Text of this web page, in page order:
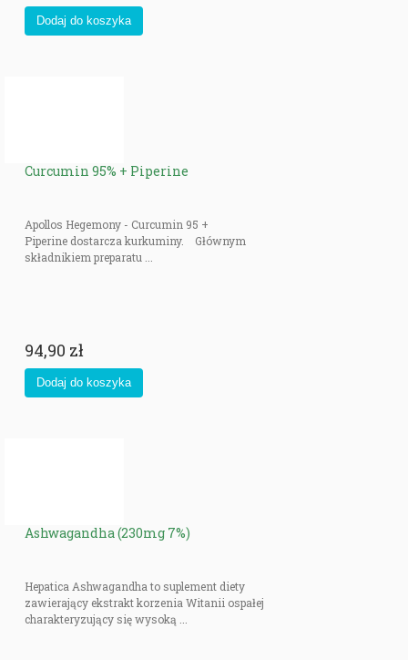
Curcumin 95% + Piperine
Apollos Hegemony - Curcumin 95 +
Piperine dostarcza kurkuminy. Głównym
składnikiem preparatu ...
94,90 zł
Ashwagandha (230mg 7%)
Hepatica Ashwagandha to suplement diety
zawierający ekstrakt korzenia Witanii ospałej
charakteryzujący się wysoką ...